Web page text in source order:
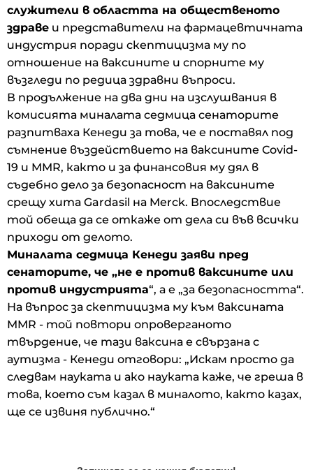
служители в областта на общественото
здраве и представители на фармацевтичната
индустрия поради скептицизма му по
отношение на ваксините и спорните му
възгледи по редица здравни въпроси.
В продължение на два дни на изслушвания в
комисията миналата седмица сенаторите
разпитваха Кенеди за това, че е поставял под
съмнение въздействието на ваксините Covid-
19 и MMR, както и за финансовия му дял в
съдебно дело за безопасност на ваксините
срещу хита Gardasil на Merck. Впоследствие
той обеща да се откаже от дела си във всички
приходи от делото.
Миналата седмица Кенеди заяви пред
сенаторите, че „не е против ваксините или
против индустрията“, а е „за безопасността“.
На въпрос за скептицизма му към ваксината
MMR - той повтори опроверганото
твърдение, че тази ваксина е свързана с
аутизма - Кенеди отговори: „Искам просто да
следвам науката и ако науката каже, че греша в
това, което съм казал в миналото, както казах,
ще се извиня публично.“